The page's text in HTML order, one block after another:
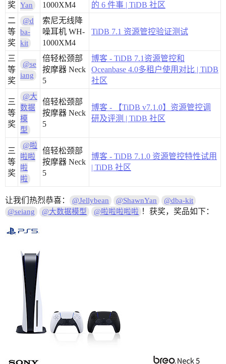
奖
Yan
1000XM4
的 6 件事 | TiDB 社区
二
等
奖
@d
ba-
kit
索尼无线降
噪耳机 WH-
1000XM4
TiDB 7.1 资源管控验证测试
三
等
奖
@se
iang
倍轻松颈部
按摩器 Neck
5
博客 - TiDB 7.1资源管控和
Oceanbase 4.0多租户使用对比 | TiDB
社区
三
等
奖
@大
数据
模
型
倍轻松颈部
按摩器 Neck
5
博客 - 【TiDB v7.1.0】资源管控调
研及评测 | TiDB 社区
三
等
奖
@啦
啦啦
啦
啦
倍轻松颈部
按摩器 Neck
5
博客 - TiDB 7.1.0 资源管控特性试用
| TiDB 社区
让我们热烈恭喜： @Jellybean @ShawnYan
@dba-kit
@seiang
@大数据模型 @啦啦啦啦啦 ！获奖，奖品如下：